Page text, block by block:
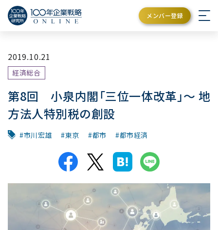
メンバー登録
2019.10.21
経済総合
第8回 小泉内閣「三位一体改革」～ 地
方法人特別税の創設
市川宏雄 東京 都市 都市経済